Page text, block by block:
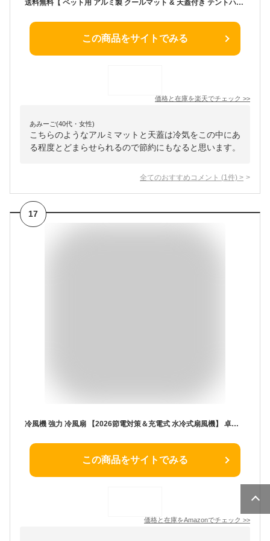
送料無料【 ペット用 アルミ製 クールマット & 天蓋付き テントハウス 】 エコクーラー 愛犬用 愛猫用 マット 冷却グッズ クーラーマット ひんやりシート 冷感マット 夏 エコ 熱中症 暑さ対策 ベッド ベット クールダウン レース かわいい てんがい 放熱 テント お姫様【H】
この商品をサイトでみる
価格と在庫を楽天でチェック >>
あみーご(40代・女性)
こちらのようなアルミマットと天蓋は冷気をこの中にあ
る程度とどまらせられるので節約にもなると思います。
全てのおすすめコメント (1 件) >
17
冷風機 強力 冷風扇 【2026節電対策＆充電式 水冷式扇風機】 卓上冷風機 小型 UV除菌 氷いれ可能 ポータブル水冷エアコン 3000mAh大容量バッテリー 長時間連続使用 3段階風量調節 冷風扇風機 大風量 7色LEDライト 上下風向調節 省エネ 暑さ 熱中症対策 オフィス 寝室 家庭用 アウトドア
この商品をサイトでみる
価格と在庫をAmazonでチェック >>